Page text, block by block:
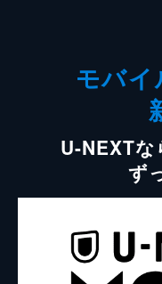
モバ
U-NEXT
ず